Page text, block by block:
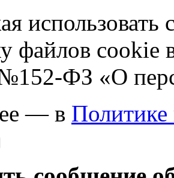
использовать
файлов cookie
ФЗ «О
— в Политике